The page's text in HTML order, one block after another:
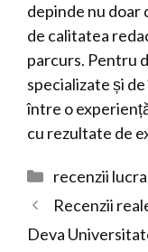
depinde nu doar
de calitatea
parcurs. Pentru
specializate și
între o
cu rezultate de
Categorii
recenzii
Recenzii
Deva